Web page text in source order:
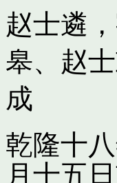
赵士遴
皋、 赵
成
乾隆十
月十五